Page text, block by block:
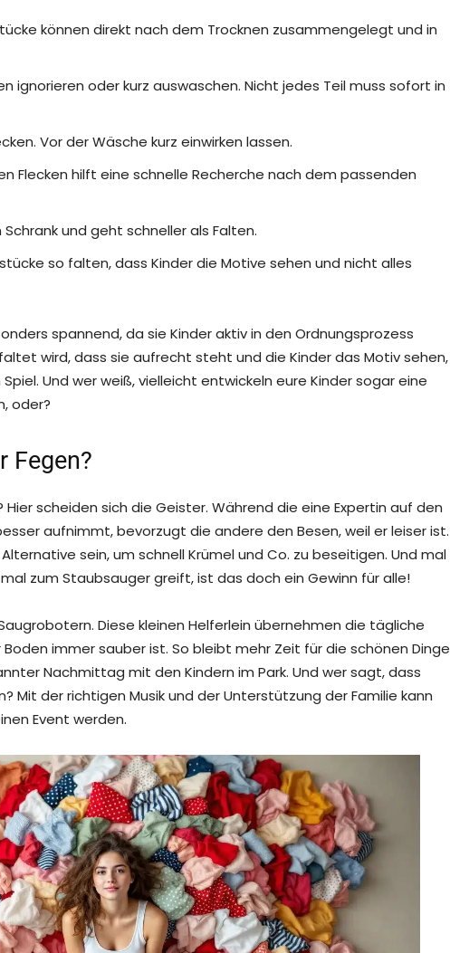
können direkt nach dem Trocknen zusammengelegt und in
ignorieren oder kurz auswaschen. Nicht jedes Teil muss sofort in
Vor der Wäsche kurz einwirken lassen.
Flecken hilft eine schnelle Recherche nach dem passenden
und geht schneller als Falten.
so falten, dass Kinder die Motive sehen und nicht alles
spannend, da sie Kinder aktiv in den Ordnungsprozess
wird, dass sie aufrecht steht und die Kinder das Motiv sehen,
Und wer weiß, vielleicht entwickeln eure Kinder sogar eine
oder?
Fegen?
Hier scheiden sich die Geister. Während die eine Expertin auf den
aufnimmt, bevorzugt die andere den Besen, weil er leiser ist.
sein, um schnell Krümel und Co. zu beseitigen. Und mal
zum Staubsauger greift, ist das doch ein Gewinn für alle!
Diese kleinen Helferlein übernehmen die tägliche
immer sauber ist. So bleibt mehr Zeit für die schönen Dinge
Nachmittag mit den Kindern im Park. Und wer sagt, dass
Mit der richtigen Musik und der Unterstützung der Familie kann
Event werden.